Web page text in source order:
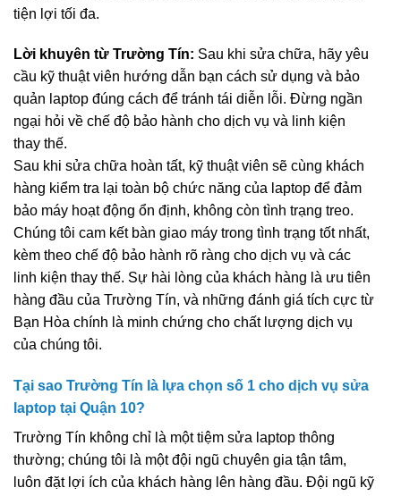
tiện lợi tối đa.
Lời khuyên từ Trường Tín: Sau khi sửa chữa, hãy yêu
cầu kỹ thuật viên hướng dẫn bạn cách sử dụng và bảo
quản laptop đúng cách để tránh tái diễn lỗi. Đừng ngần
ngại hỏi về chế độ bảo hành cho dịch vụ và linh kiện
thay thế.
Sau khi sửa chữa hoàn tất, kỹ thuật viên sẽ cùng khách
hàng kiểm tra lại toàn bộ chức năng của laptop để đảm
bảo máy hoạt động ổn định, không còn tình trạng treo.
Chúng tôi cam kết bàn giao máy trong tình trạng tốt nhất,
kèm theo chế độ bảo hành rõ ràng cho dịch vụ và các
linh kiện thay thế. Sự hài lòng của khách hàng là ưu tiên
hàng đầu của Trường Tín, và những đánh giá tích cực từ
Bạn Hòa chính là minh chứng cho chất lượng dịch vụ
của chúng tôi.
Tại sao Trường Tín là lựa chọn số 1 cho dịch vụ sửa
laptop tại Quận 10?
Trường Tín không chỉ là một tiệm sửa laptop thông
thường; chúng tôi là một đội ngũ chuyên gia tận tâm,
luôn đặt lợi ích của khách hàng lên hàng đầu. Đội ngũ kỹ